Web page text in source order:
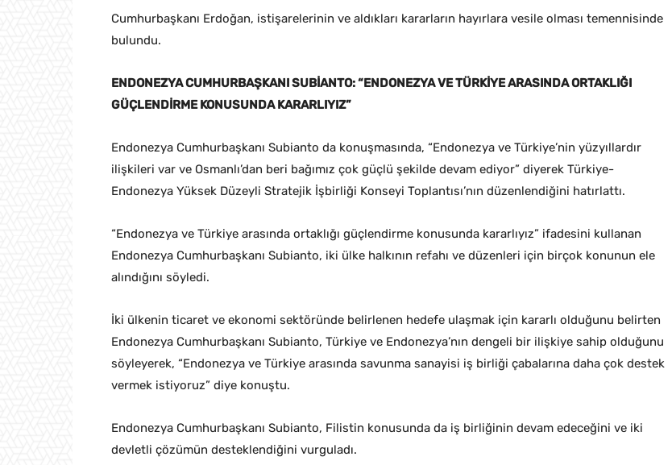
Cumhurbaşkanı Erdoğan, istişarelerinin ve aldıkları kararların hayırlara vesile olması temennisinde
bulundu.
ENDONEZYA CUMHURBAŞKANI SUBİANTO: “ENDONEZYA VE TÜRKİYE ARASINDA ORTAKLIĞI
GÜÇLENDİRME KONUSUNDA KARARLIYIZ”
Endonezya Cumhurbaşkanı Subianto da konuşmasında, “Endonezya ve Türkiye’nin yüzyıllardır
ilişkileri var ve Osmanlı’dan beri bağımız çok güçlü şekilde devam ediyor” diyerek Türkiye-
Endonezya Yüksek Düzeyli Stratejik İşbirliği Konseyi Toplantısı’nın düzenlendiğini hatırlattı.
“Endonezya ve Türkiye arasında ortaklığı güçlendirme konusunda kararlıyız” ifadesini kullanan
Endonezya Cumhurbaşkanı Subianto, iki ülke halkının refahı ve düzenleri için birçok konunun ele
alındığını söyledi.
İki ülkenin ticaret ve ekonomi sektöründe belirlenen hedefe ulaşmak için kararlı olduğunu belirten
Endonezya Cumhurbaşkanı Subianto, Türkiye ve Endonezya’nın dengeli bir ilişkiye sahip olduğunu
söyleyerek, “Endonezya ve Türkiye arasında savunma sanayisi iş birliği çabalarına daha çok destek
vermek istiyoruz” diye konuştu.
Endonezya Cumhurbaşkanı Subianto, Filistin konusunda da iş birliğinin devam edeceğini ve iki
devletli çözümün desteklendiğini vurguladı.